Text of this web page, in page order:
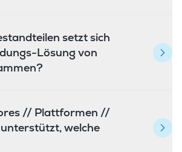
setzt sich
Lösung von
// Plattformen //
welche